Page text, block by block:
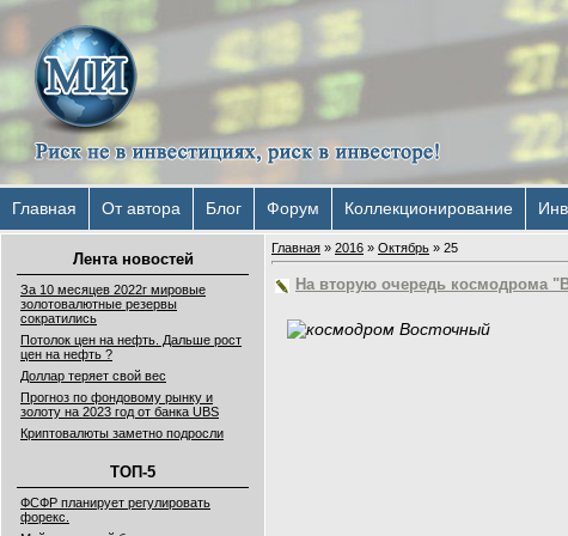
Главная От автора Блог Форум Коллекционирование
Лента новостей
За 10 месяцев 2022г мировые
золотовалютные резервы
сократились
Потолок цен на нефть. Дальше рост
цен на нефть ?
Доллар теряет свой вес
Прогноз по фондовому рынку и
золоту на 2023 год от банка UBS
Криптовалюты заметно подросли
ТОП-5
ФСФР планирует регулировать
форекс.
Главная » 2016 » Октябрь » 25
На вторую очередь космодрома